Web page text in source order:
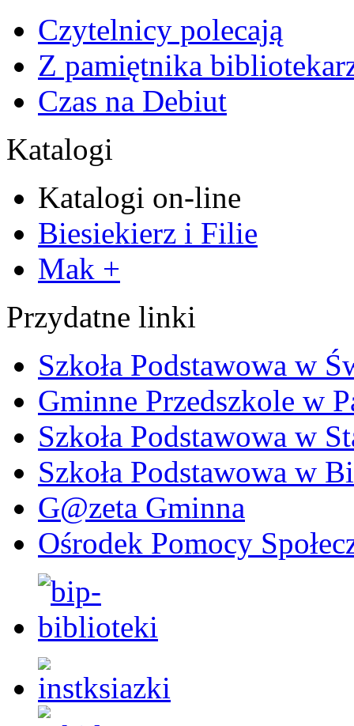
Czytelnicy polecają
Z pamiętnika
Czas na Debiut
Katalogi
Katalogi on-line
Biesiekierz i Filie
Mak +
Przydatne linki
Szkoła Podstawowa w
Gminne Przedszkole w
Szkoła Podstawowa w
Szkoła Podstawowa w
G@zeta Gminna
Ośrodek Pomocy